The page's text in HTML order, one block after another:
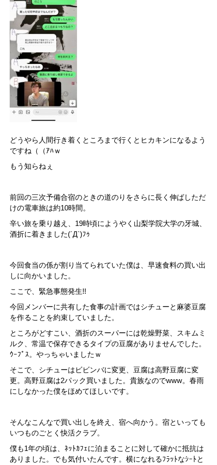
どうやら人間行き着くところまで行くとヒカキンになるよう
ですね（（ｱﾊｗ
もう知らねぇ
前回の三次予備合宿のときの道のりをさらに長く伸ばしただ
けの電車旅は約10時間。
辛い旅を乗り越え、19時頃にようやく山梨学院大学の牙城、
酒折に着きました(´Д`)ﾌｩ
今回食当の係が割り当てられていた僕は、早速食料の買い出
しに向かいました。
ここで、緊急事態発生!!
今回メンバーに共有した食事の計画ではシチューと麻婆豆腐
を作ることを約束していました。
ところがどすこい、酒折のスーパーには乾燥野菜、スキムミ
ルク、常温で保存できるタイプの豆腐がありませんでした。
ｳｰﾌﾟｽ。やっちゃいましたｗ
そこで、シチューはビビンバに変更、豆腐は高野豆腐に変
更。高野豆腐は2パック買いました。貴族なのでwww。春雨
にしなかった僕をほめてほしいです。
そんなこんなで買い出しを終え、宿へ向かう。宿といっても
いつものごとく快活クラブ。
僕も1年の頃は、ﾈｯﾄｶﾌｪに泊まることに対して確かに抵抗は
ありました。でも気付いたんです。横になれるﾌﾗｯﾄなｼｰﾄと